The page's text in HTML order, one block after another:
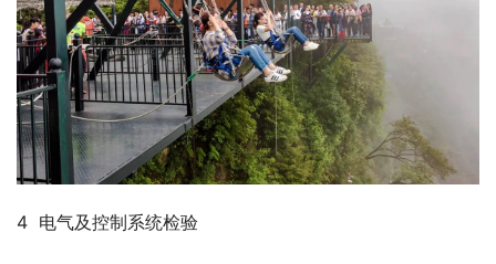
4  电气及控制系统检验